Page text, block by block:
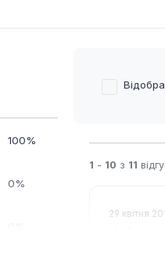
100%
0%
1 - 10 з 11
29 квітня